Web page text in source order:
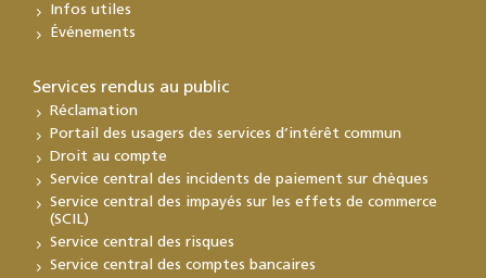
Infos utiles
Événements
Services rendus au public
Réclamation
Portail des usagers des services d’intérêt commun
Droit au compte
Service central des incidents de paiement sur chèques
Service central des impayés sur les effets de commerce
(SCIL)
Service central des risques
Service central des comptes bancaires